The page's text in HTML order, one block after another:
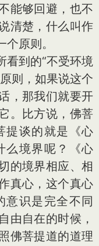
能够回避，也不
清楚，什么叫作
原则。
看到的“不受环境
则，如果说这个
，那我们就要开
。比方说，佛菩
提谈的就是《心
么境界呢？《心
的境界相应、相
真心，这个真心
意识是完全不同
由自在的时候，
佛菩提道的道理